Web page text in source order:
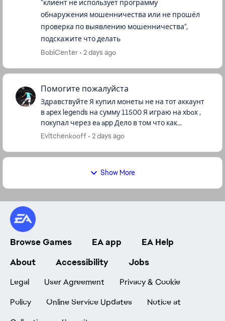
"клиент не использует программу
обнаружения мошенничества или не прошёл
проверка по выявлению мошенничества",
подскажите что делать
BobiCenter
2 days ago
Помогите пожалуйста
Здравствуйте Я купил монеты не на тот аккаунт
в apex legends на сумму 11500 Я играю на xbox ,
покупал через ea app Дело в том что как
оказалось что я авторизовался на старой
Evitchenkooff 2 days ago
Show More
Browse Games EA app
EA Help
About
Accessibility Jobs
Legal User Agreement
Privacy & Cookie
Policy
Online Service Updates
Notice at